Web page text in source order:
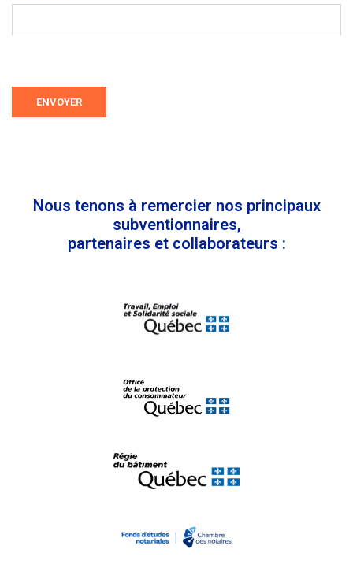
ENVOYER
Nous tenons à remercier nos principaux
subventionnaires,
partenaires et collaborateurs :